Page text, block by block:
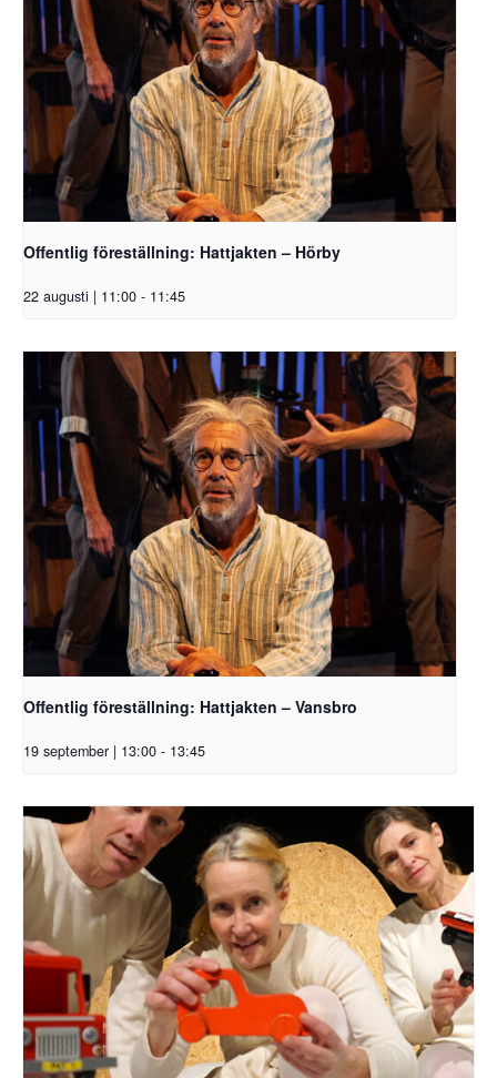
Offentlig föreställning: Hattjakten – Hörby
22 augusti | 11:00 - 11:45
Offentlig föreställning: Hattjakten – Vansbro
19 september | 13:00 - 13:45